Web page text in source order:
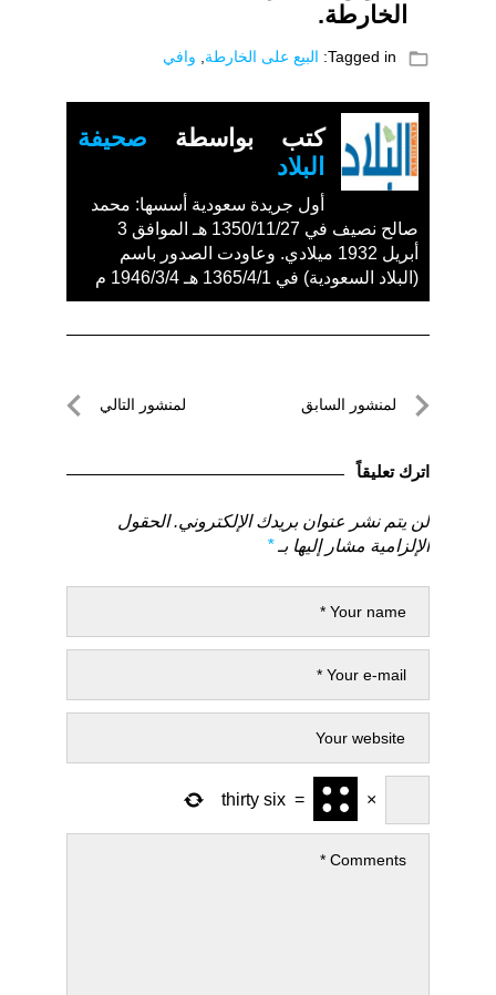
الخارطة.
folder_open
Tagged in: البيع على الخارطة, وافي
كتب بواسطة صحيفة
البلاد
أول جريدة سعودية أسسها: محمد
صالح نصيف في 1350/11/27 هـ الموافق 3
أبريل 1932 ميلادي. وعاودت الصدور باسم
(البلاد السعودية) في 1365/4/1 هـ 1946/3/4 م
تصفّحلمنشور السابق
السابق
لمنشور التالي
اترك تعليقاً
لن يتم نشر عنوان بريدك الإلكتروني. الحقول
الإلزامية مشار إليها بـ*
×
=
thirty six